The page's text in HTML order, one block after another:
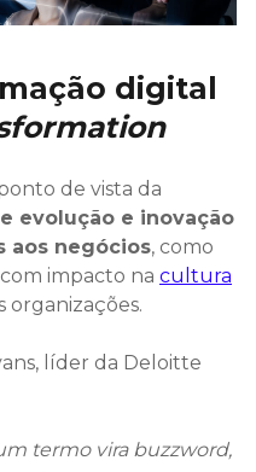
digital
de vista da
evolução e inovação
aos negócios, como
impacto na cultura
organizações.
líder da Deloitte
termo vira buzzword,